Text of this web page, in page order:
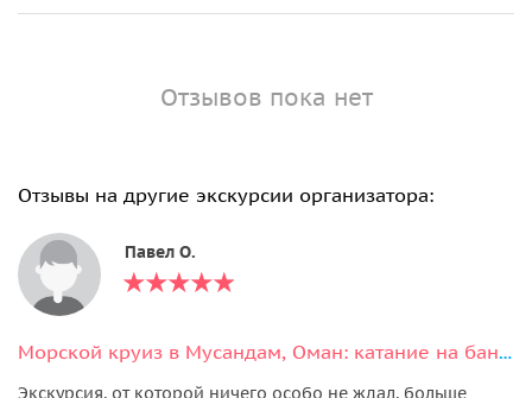
Отзывов пока нет
Отзывы на другие экскурсии организатора:
Павел О.
Морской круиз в Мусандам, Оман: катание на банане, рыбалка, снорклинг
Экскурсия, от которой ничего особо не ждал, больше